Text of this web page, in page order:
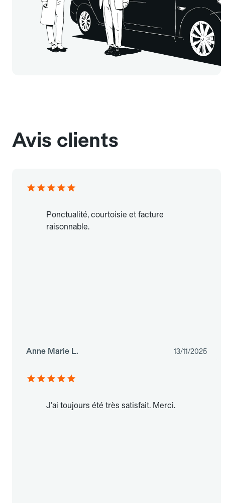
Avis clients
Ponctualité, courtoisie et facture
raisonnable.
Anne Marie L. 13/11/2025
J'ai toujours été très satisfait. Merci.